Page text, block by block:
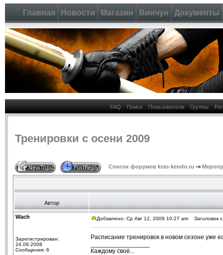
Главная Новости Магазин Винчун Документы
FAQ Поиск Пользователи Группы
Тренировки с осени 2009
Список форумов kras-kendo.ru ->
Автор
Wach
Зарегистрирован:
24.09.2008
Сообщения: 6
Добавлено: Ср Авг 12, 2009 10:27 am Заголовок
Расписание тренировок в новом сезоне уже
Каждому своё...